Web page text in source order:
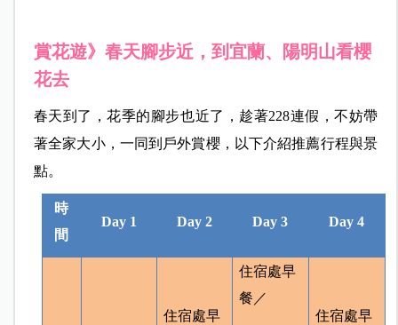
賞花遊》春天腳步近，到宜蘭、陽明山看櫻
花去
春天到了，花季的腳步也近了，趁著228連假，不妨帶
著全家大小，一同到戶外賞櫻，以下介紹推薦行程與景
點。
時
間
Day 1 Day 2 Day 3 Day 4
住宿處早
住宿處早
餐／
住宿處早